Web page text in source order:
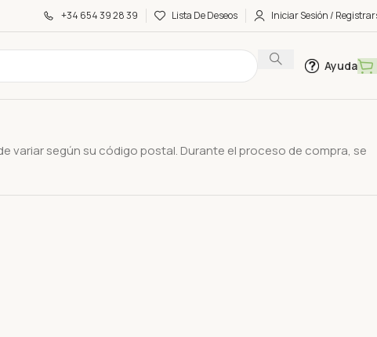
+34 654 39 28 39 Lista De Deseos Iniciar Sesión /
Ayuda
variar según su código postal. Durante el proceso de compra, se